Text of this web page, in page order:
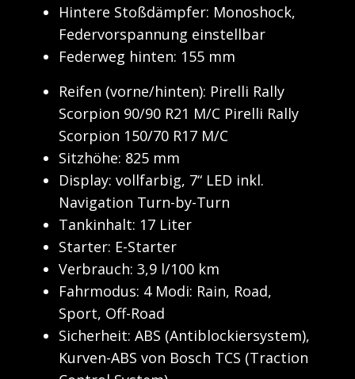
Hintere Stoßdämpfer: Monoshock,
Federvorspannung einstellbar
Federweg hinten: 155 mm
Reifen (vorne/hinten): Pirelli Rally
Scorpion 90/90 R21 M/C Pirelli Rally
Scorpion 150/70 R17 M/C
Sitzhöhe: 825 mm
Display: vollfarbig, 7“ LED inkl.
Navigation Turn-by-Turn
Tankinhalt: 17 Liter
Starter: E-Starter
Verbrauch: 3,9 l/100 km
Fahrmodus: 4 Modi: Rain, Road,
Sport, Off-Road
Sicherheit: ABS (Antiblockiersystem),
Kurven-ABS von Bosch TCS (Traction